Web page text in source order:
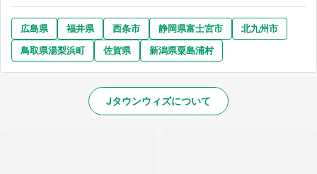
広島県 福井県 西条市 静岡県富士宮市
北九州市
鳥取県湯梨浜町
佐賀県 新潟県粟島浦村
Jタウンウィズについて